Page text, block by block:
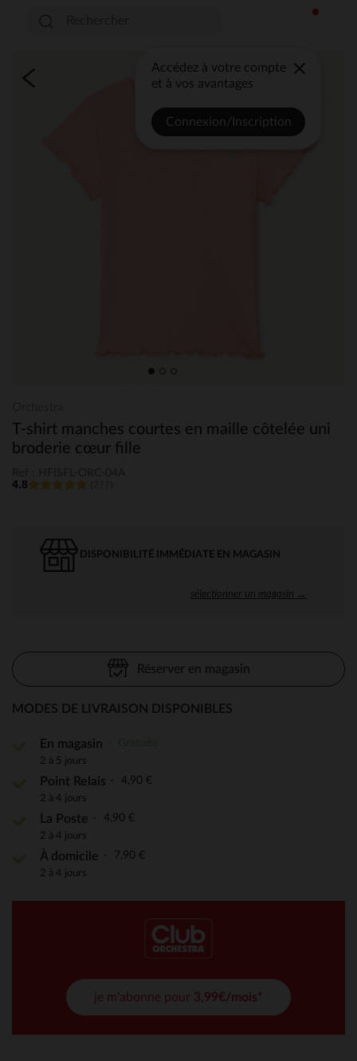
Accédez à votre compte
et à vos avantages
Connexion/Inscription
T-shirt manches courtes en maille côtelée uni
broderie cœur fille
4.8
DISPONIBILITÉ IMMÉDIATE EN MAGASIN
sélectionner un magasin →
Réserver en magasin
MODES DE LIVRAISON DISPONIBLES
En magasin
2 à 5 jours
Point Relais 4,90 €
2 à 4 jours
La Poste 4,90 €
2 à 4 jours
À domicile 7,90 €
2 à 4 jours
je m'abonne pour 3,99€/mois*